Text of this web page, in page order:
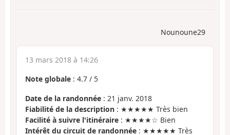
Nounoune29
13 mars 2018 à 14:26
Note globale : 4.7 / 5
Date de la randonnée : 21 janv. 2018
Fiabilité de la description : ★★★★★ Très bien
Facilité à suivre l'itinéraire : ★★★★☆ Bien
Intérêt du circuit de randonnée : ★★★★★ Très